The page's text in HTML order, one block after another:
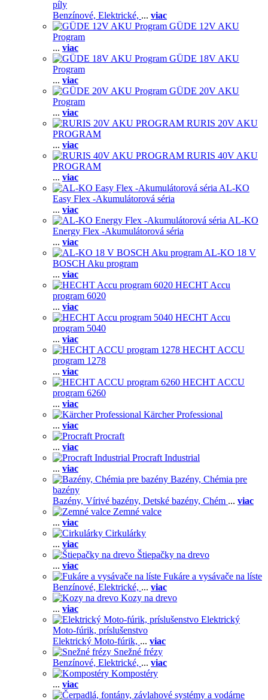
píly
Benzínové, Elektrické, ... viac
GÜDE 12V AKU
Program
... viac
GÜDE 18V AKU
Program
... viac
GÜDE 20V AKU
Program
... viac
RURIS 20V AKU
PROGRAM
... viac
RURIS 40V AKU
PROGRAM
... viac
AL-KO
Easy Flex -Akumulátorová séria
... viac
AL-KO
Energy Flex -Akumulátorová séria
... viac
AL-KO 18 V
BOSCH Aku program
... viac
HECHT Accu
program 6020
... viac
HECHT Accu
program 5040
... viac
HECHT ACCU
program 1278
... viac
HECHT ACCU
program 6260
... viac
Kärcher Professional
... viac
Procraft
... viac
Procraft Industrial
... viac
Bazény, Chémia pre
bazény
Bazény, Vírivé bazény, Detské bazény, Chém ... viac
Zemné valce
... viac
Cirkulárky
... viac
Štiepačky na drevo
... viac
Fukáre a vysávače na líste
Benzínové, Elektrické, ... viac
Kozy na drevo
... viac
Elektrický
Moto-fúrik, príslušenstvo
Elektrický Moto-fúrik, ... viac
Snežné frézy
Benzínové, Elektrické, ... viac
Kompostéry
... viac